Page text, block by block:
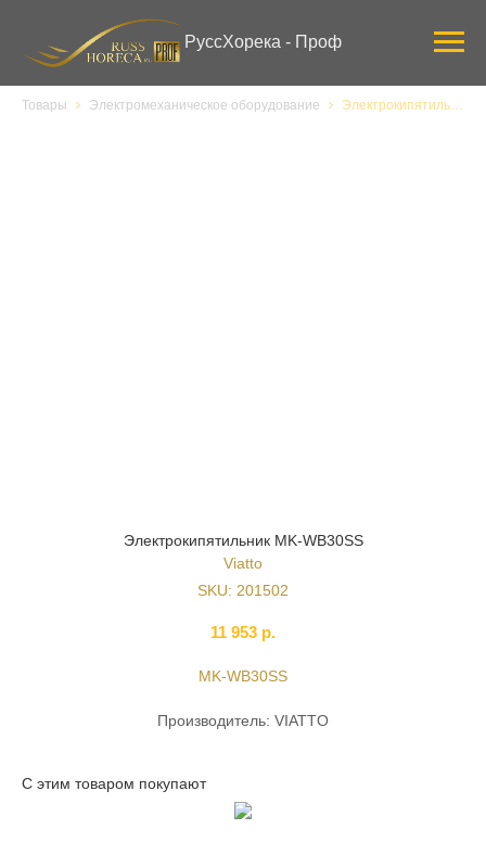
РуссХорека - Проф
Товары Электромеханическое оборудование
Электрокипятильник MK-WB30SS
Viatto
SKU: 201502
11 953 р.
MK-WB30SS
Производитель: VIATTO
С этим товаром покупают